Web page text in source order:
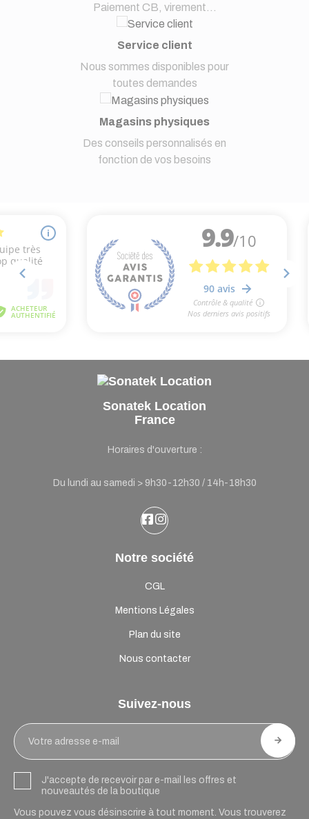
Paiement CB, virement...
Service client
Nous sommes disponibles pour
toutes demandes
Magasins physiques
Des conseils personnalisés en
fonction de vos besoins
Sonatek Location
France
Horaires d'ouverture :
Du lundi au samedi > 9h30-12h30 / 14h-18h30
Notre société
CGL
Mentions Légales
Plan du site
Nous contacter
Suivez-nous
J'accepte de recevoir par e-mail les offres et
nouveautés de la boutique
Vous pouvez vous désinscrire à tout moment. Vous trouverez